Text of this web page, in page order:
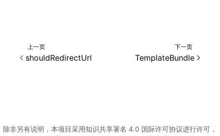
上一页
shouldRedirectUrl
下一页
TemplateBundle
除非另有说明，本项目采用知识共享署名 4.0 国际许可协议进行许可，